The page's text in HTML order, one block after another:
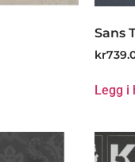
Sans
kr
Legg i